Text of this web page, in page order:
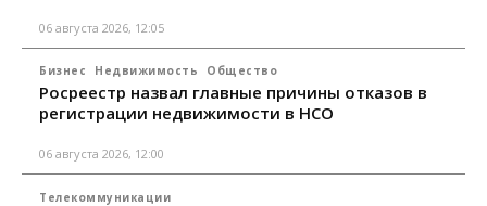
06 августа 2026, 12:05
Бизнес Недвижимость Общество
Росреестр назвал главные причины отказов в
регистрации недвижимости в НСО
06 августа 2026, 12:00
Телекоммуникации